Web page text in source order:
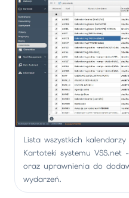
Lista wszystkich
Kartoteki systemu VSS.net
oraz uprawnienia do
wydarzeń.